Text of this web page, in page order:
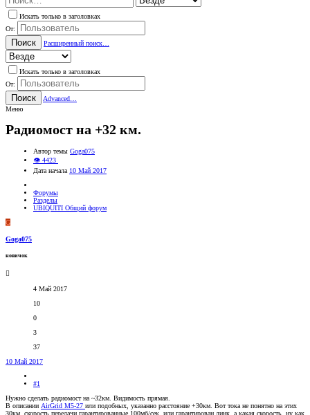
Искать только в заголовках
От:
Поиск Расширенный поиск…
Искать только в заголовках
От:
Поиск
Advanced…
Меню
Радиомост на +32 км.
Автор темы Goga075
👁 4423
Дата начала 10 Май 2017
Форумы
Разделы
UBIQUITI Общий форум
G
Goga075
новичок
4 Май 2017
10
0
3
37
10 Май 2017
#1
Нужно сделать радиомост на ~32км. Видимость прямая.
В описании AirGrid M5-27 или подобных, указанно расстояние +30км. Вот тока не понятно на этих
30км. скорость передачи гарантированные 100мб/сек. или гарантирован линк, а какая скорость, ну как